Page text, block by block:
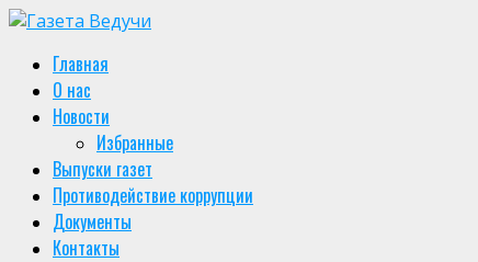
Skip
content
Primary
Menu
Главная
О нас
Новости
Избранные
Выпуски газет
Противодействие коррупции
Документы
Контакты